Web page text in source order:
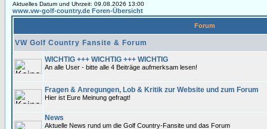
Aktuelles Datum und Uhrzeit: 09.08.2026 13:00
www.vw-golf-country.de Foren-Übersicht
Forum
VW Golf Country Fansite & Forum
WICHTIG +++ WICHTIG +++ WICHTIG
An alle User - bitte alle 4 Beiträge aufmerksam lesen!
Fragen & Anregungen, Lob & Kritik zur Website und zum Forum
Hier ist Eure Meinung gefragt!
News
Aktuelle News rund um die Golf Country-Fansite und das Forum